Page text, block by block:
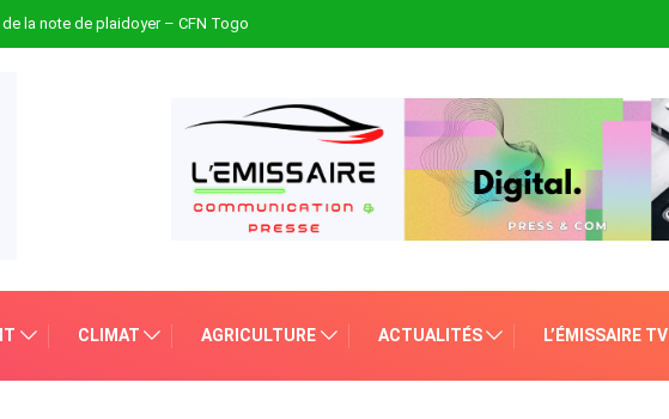
la note de plaidoyer – CFN Togo
CLIMAT AGRICULTURE ACTUALITÉS L’ÉMISSAIRE TV